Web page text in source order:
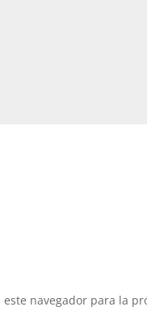
navegador para la